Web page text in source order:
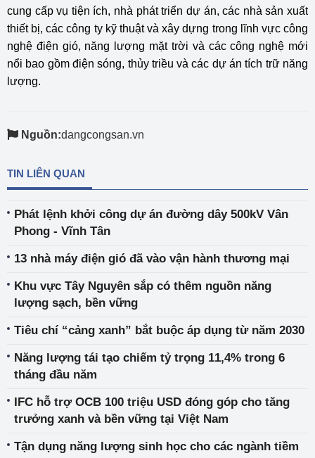
cung cấp vụ tiện ích, nhà phát triển dự án, các nhà sản xuất
thiết bị, các công ty kỹ thuật và xây dựng trong lĩnh vực công
nghệ điện gió, năng lượng mặt trời và các công nghệ mới
nổi bao gồm điện sóng, thủy triều và các dự án tích trữ năng
lượng.
Nguồn:dangcongsan.vn
TIN LIÊN QUAN
Phát lệnh khởi công dự án đường dây 500kV Vân
Phong - Vĩnh Tân
13 nhà máy điện gió đã vào vận hành thương mại
Khu vực Tây Nguyên sắp có thêm nguồn năng
lượng sạch, bền vững
Tiêu chí “cảng xanh” bắt buộc áp dụng từ năm 2030
Năng lượng tái tạo chiếm tỷ trọng 11,4% trong 6
tháng đầu năm
IFC hỗ trợ OCB 100 triệu USD đóng góp cho tăng
trưởng xanh và bền vững tại Việt Nam
Tận dụng năng lượng sinh học cho các ngành tiềm